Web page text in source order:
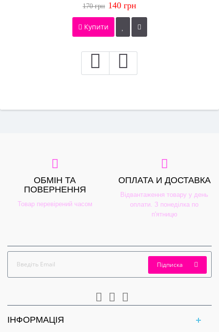
170 грн 140 грн
Купити
ОБМІН ТА
ПОВЕРНЕННЯ
Товар перевірений часом
ОПЛАТА И ДОСТАВКА
Відвантаження товару у день
оплати. З понеділка по
п'ятницю
Підписка
ІНФОРМАЦІЯ